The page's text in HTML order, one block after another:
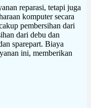
reparasi, tetapi juga
komputer secara
pembersihan dari
dari debu dan
sparepart. Biaya
ini, memberikan